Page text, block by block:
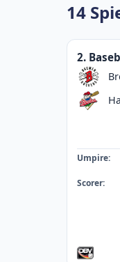
14
2.
Umpire:
Scorer: